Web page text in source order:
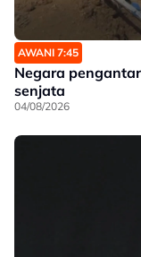
AWANI 7:45
Negara
senjata
04/08/2026